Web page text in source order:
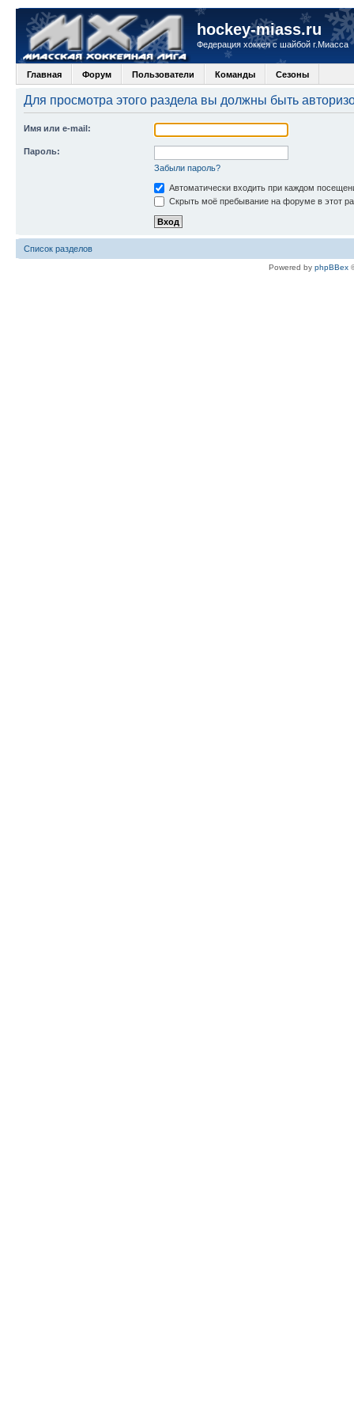
hockey-miass.ru
Федерация хоккея с шайбой г.Миасса
Главная Форум Пользователи Команды Сезоны
Для просмотра этого раздела вы должны быть
Имя или e-mail:
Пароль:
Забыли пароль?
Автоматически входить при каждом
Скрыть моё пребывание на форуме в этот
Список разделов
Powered by phpBBex